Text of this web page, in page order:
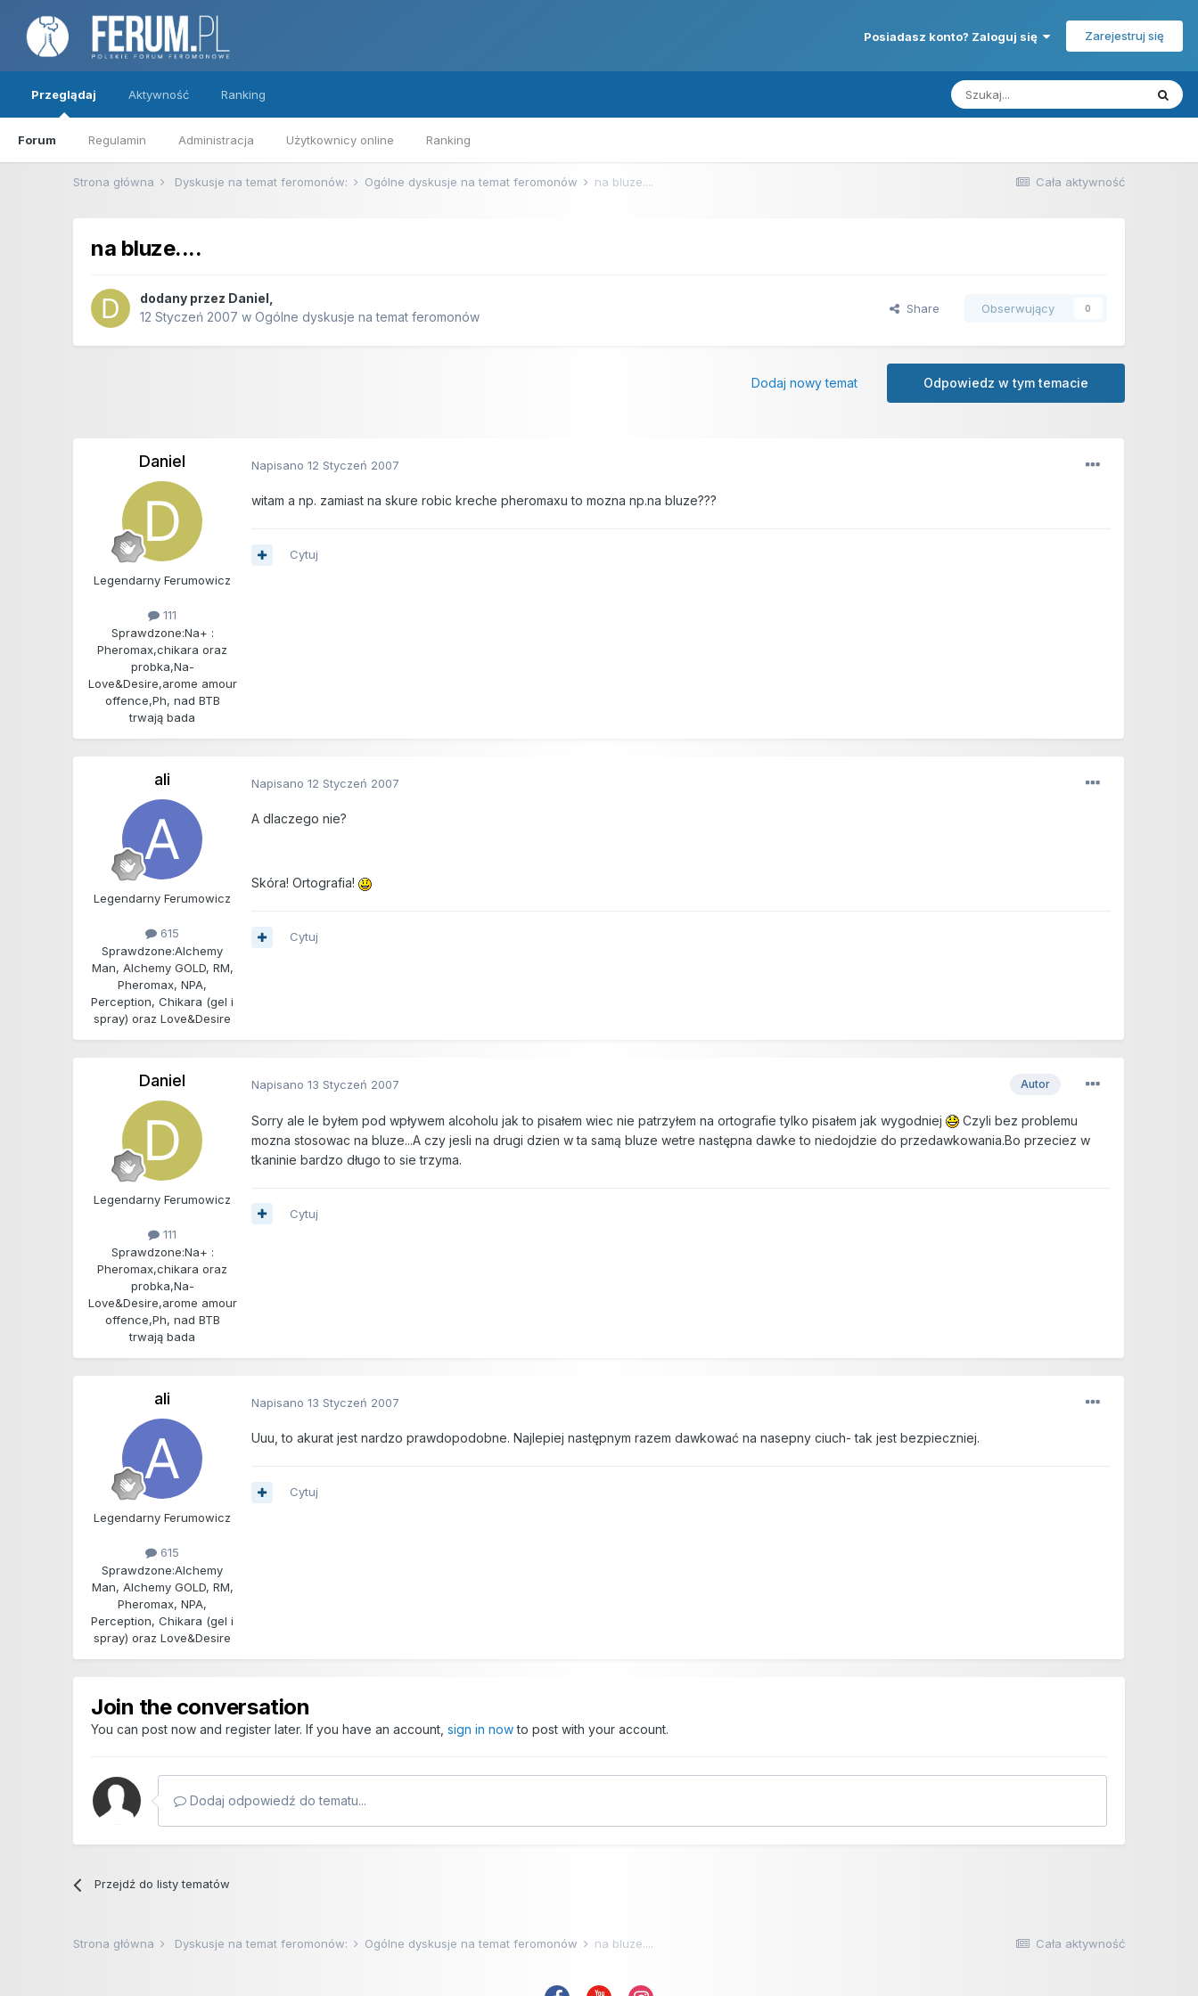
Posiadasz konto? Zaloguj się Zarejestruj się
Przeglądaj
Forum Regulamin Administracja Użytkownicy online Ranking
Aktywność Ranking
Cała aktywność
Strona główna Dyskusje na temat feromonów: Ogólne dyskusje na temat feromonów na bluze....
na bluze....
dodany przez Daniel
12 Styczeń 2007 wOgólne dyskusje na temat feromonów
Share Obserwujący 0
Odpowiedz w tym temacie
Dodaj nowy temat
Daniel
Legendarny Ferumowicz
111
Sprawdzone:Na+ :
Pheromax,chikara oraz
probka,Na-
Love&Desire,arome amour
offence,Ph, nad BTB
trwają bada
Napisano12 Styczeń 2007
witam a np. zamiast na skure robic kreche pheromaxu to mozna np.na bluze???
Cytuj
ali
Legendarny Ferumowicz
615
Sprawdzone:Alchemy
Man, Alchemy GOLD, RM,
Pheromax, NPA,
Perception, Chikara (gel i
spray) oraz Love&Desire
Napisano12 Styczeń 2007
A dlaczego nie?
Skóra! Ortografia!
Cytuj
Daniel
Legendarny Ferumowicz
111
Sprawdzone:Na+ :
Pheromax,chikara oraz
probka,Na-
Love&Desire,arome amour
offence,Ph, nad BTB
trwają bada
Autor
Napisano13 Styczeń 2007
Sorry ale le byłem pod wpływem alcoholu jak to pisałem wiec nie patrzyłem na ortografie tylko pisałem jak wygodniej
Czyli bez problemu
mozna stosowac na bluze...A czy jesli na drugi dzien w ta samą bluze wetre następna dawke to niedojdzie do przedawkowania.Bo przeciez w
tkaninie bardzo długo to sie trzyma.
Cytuj
ali
Legendarny Ferumowicz
615
Sprawdzone:Alchemy
Man, Alchemy GOLD, RM,
Pheromax, NPA,
Perception, Chikara (gel i
spray) oraz Love&Desire
Napisano13 Styczeń 2007
Uuu, to akurat jest nardzo prawdopodobne. Najlepiej następnym razem dawkować na nasepny ciuch- tak jest bezpieczniej.
Cytuj
Join the conversation
You can post now and register later. If you have an account,sign in nowto post with your account.
Dodaj odpowiedź do tematu...
Przejdź do listy tematów
Cała aktywność
Strona główna Dyskusje na temat feromonów: Ogólne dyskusje na temat feromonów na bluze....